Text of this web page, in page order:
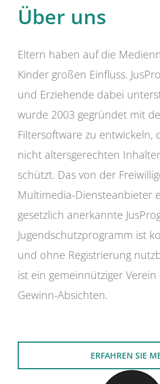
Über uns
Eltern haben auf die
Kinder großen Einfluss.
und Erziehende dabei
wurde 2003 gegründet mit
Filtersoftware zu entwickeln,
nicht altersgerechten
schützt. Das von der
Multimedia-Diensteanbieter
gesetzlich anerkannte
Jugendschutzprogramm ist
und ohne Registrierung
ist ein gemeinnütziger
Gewinn-Absichten.
ERFAHREN SIE